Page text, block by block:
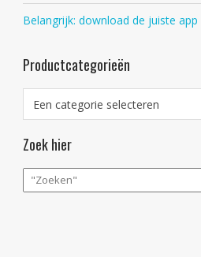
Belangrijk: download de juiste app
Productcategorieën
Een categorie selecteren
Zoek hier